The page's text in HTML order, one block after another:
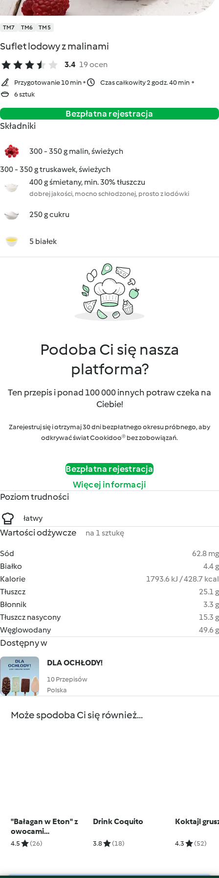
TM7 TM6 TM5
Suflet lodowy z malinami
3.4 19 ocen
Przygotowanie 10 min
Czas całkowity 2 godz. 40 min
6 sztuk
Bezpłatna rejestracja
Składniki
300 - 350 g malin, świeżych
300 - 350 g truskawek, świeżych
400 g śmietany, min. 30% tłuszczu
dobrej jakości, mocno schłodzonej, prosto z lodówki
250 g cukru
5 białek
Podoba Ci się nasza
platforma?
Ten przepis i ponad 100 000 innych potraw czeka na
Ciebie!
Zarejestruj się i otrzymaj 30 dni bezpłatnego okresu próbnego, aby
odkrywać świat Cookidoo® bez zobowiązań.
Bezpłatna rejestracja
Więcej informacji
Poziom trudności
łatwy
Wartości odżywcze na 1 sztukę
Sód
62.8 mg
Białko
4.4 g
Kalorie
1793.6 kJ / 428.7 kcal
Tłuszcz
25.1 g
Błonnik
3.3 g
Tłuszcz nasycony
15.3 g
Węglowodany
49.6 g
Dostępny w
DLA OCHŁODY!
10 Przepisów
Polska
Może spodoba Ci się również...
"Bałagan w Eton" z
owocami
sezonowymi
4.5 (26)
Drink Coquito
3.8 (18)
Koktajl
4.3 (52)